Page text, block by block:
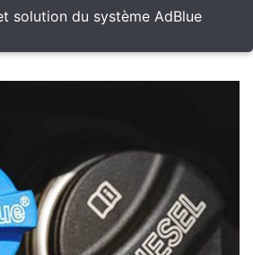
solution du système AdBlue